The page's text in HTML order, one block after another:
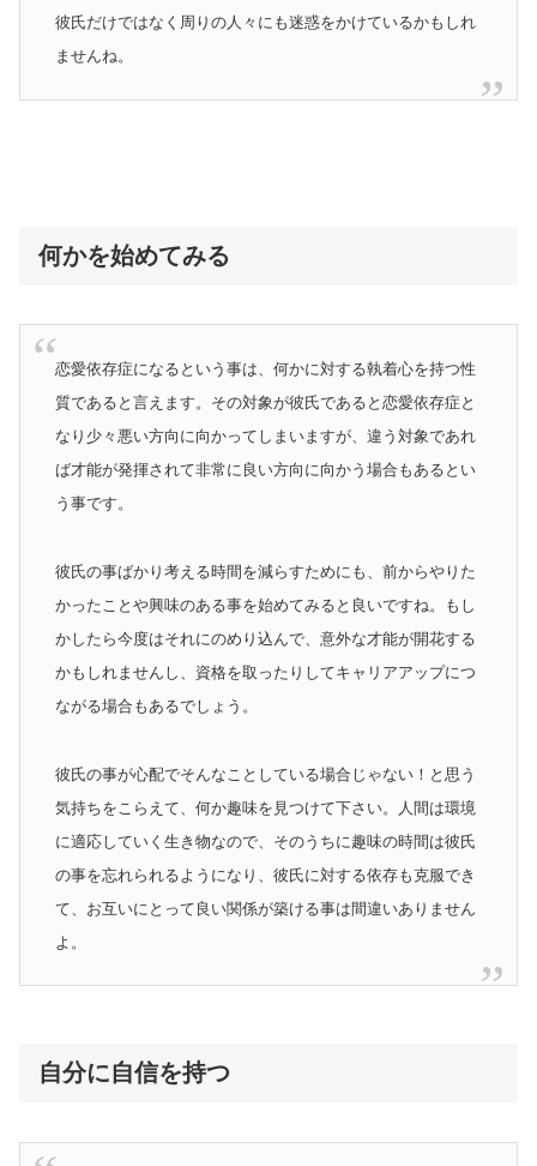
彼氏だけではなく周りの人々にも迷惑をかけているかもしれ
ませんね。
何かを始めてみる
恋愛依存症になるという事は、何かに対する執着心を持つ性
質であると言えます。その対象が彼氏であると恋愛依存症と
なり少々悪い方向に向かってしまいますが、違う対象であれ
ば才能が発揮されて非常に良い方向に向かう場合もあるとい
う事です。
彼氏の事ばかり考える時間を減らすためにも、前からやりた
かったことや興味のある事を始めてみると良いですね。もし
かしたら今度はそれにのめり込んで、意外な才能が開花する
かもしれませんし、資格を取ったりしてキャリアアップにつ
ながる場合もあるでしょう。
彼氏の事が心配でそんなことしている場合じゃない！と思う
気持ちをこらえて、何か趣味を見つけて下さい。人間は環境
に適応していく生き物なので、そのうちに趣味の時間は彼氏
の事を忘れられるようになり、彼氏に対する依存も克服でき
て、お互いにとって良い関係が築ける事は間違いありません
よ。
自分に自信を持つ